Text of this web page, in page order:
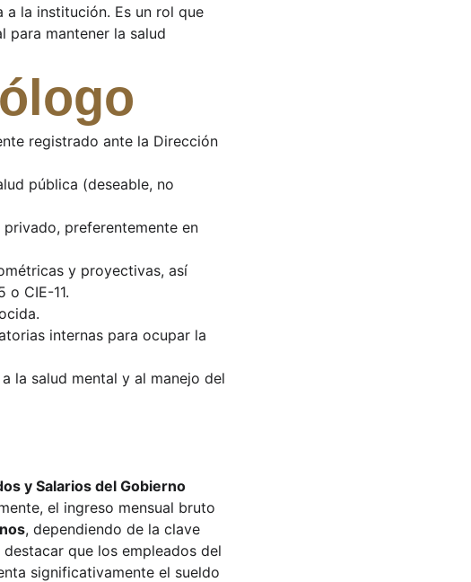
la institución. Es un rol que
para mantener la salud
registrado ante la Dirección
pública (deseable, no
preferentemente en
y proyectivas, así
CIE-11.
internas para ocupar la
la salud mental y al manejo del
y Salarios del Gobierno
el ingreso mensual bruto
, dependiendo de la clave
que los empleados del
significativamente el sueldo